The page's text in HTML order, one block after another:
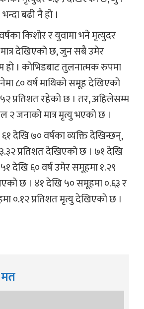
बढी नै हो ।
किशोर र युवामा भने मृत्युदर
देखिएको छ, जुन सबै उमेर
। कोभिडबाट तुलनात्मक रुपमा
८० वर्ष माथिको समूह देखिएको
प्रतिशत रहेको छ । तर, अहिलेसम्म
जनाको मात्र मृत्यु भएको छ ।
देखि ७० वर्षका व्यक्ति देखिन्छन्,
प्रतिशत देखिएको छ । ७१ देखि
देखि ६० वर्ष उमेर समूहमा १.२९
छ । ४१ देखि ५० समूहमा ०.६३ र
०.१२ प्रतिशत मृत्यु देखिएको छ ।